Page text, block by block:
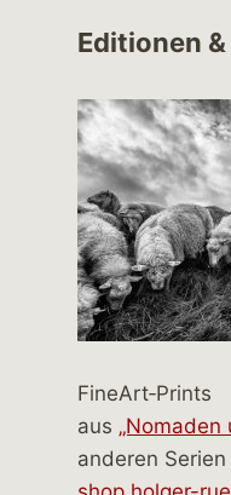
Editionen
FineArt‑Prints
aus „Nomaden
anderen